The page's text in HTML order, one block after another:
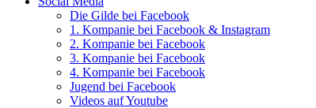
Die Gilde bei Facebook
1. Kompanie bei Facebook & Instagram
2. Kompanie bei Facebook
3. Kompanie bei Facebook
4. Kompanie bei Facebook
Jugend bei Facebook
Videos auf Youtube